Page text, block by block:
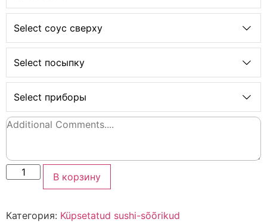
Select соус сверху
Select посыпку
Select приборы
В корзину
Категория: Küpsetatud sushi-sõõrikud